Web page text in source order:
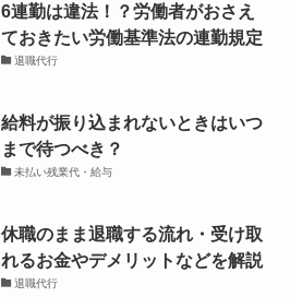
6連勤は違法！？労働者がおさえ
ておきたい労働基準法の連勤規定
退職代行
給料が振り込まれないときはいつ
まで待つべき？
未払い残業代・給与
休職のまま退職する流れ・受け取
れるお金やデメリットなどを解説
退職代行